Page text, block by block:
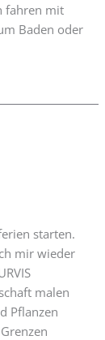
fahren mit
Baden oder
starten.
mir wieder
malen
Pflanzen